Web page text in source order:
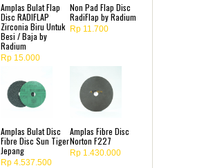
Amplas Bulat Flap
Disc RADIFLAP
Zirconia Biru Untuk
Besi / Baja by
Radium
Rp 15.000
Non Pad Flap Disc
RadiFlap by Radium
Rp 11.700
Amplas Bulat Disc
Fibre Disc Sun Tiger
Jepang
Rp 4.537.500
Amplas Fibre Disc
Norton F227
Rp 1.430.000